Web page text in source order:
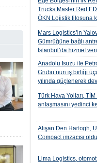
Trucks Master Red
ÖKN Lojistik filosuna
Mars Logistics’in
Gümrüğüne bağlı
İstanbul’da hizmet
Anadolu Isuzu ile
Grubu’nun iş birliği
yılında güçlenerek
Türk Hava Yolları,
anlaşmasını yedinci
Alışan Den Hartogh,
Compact imzacısı oldu
Lima Logistics,